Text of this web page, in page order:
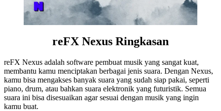
reFX Nexus Ringkasan
reFX Nexus adalah software pembuat musik yang sangat kuat,
membantu kamu menciptakan berbagai jenis suara. Dengan Nexus,
kamu bisa mengakses banyak suara yang sudah siap pakai, seperti
piano, drum, atau bahkan suara elektronik yang futuristik. Semua
suara ini bisa disesuaikan agar sesuai dengan musik yang ingin
kamu buat.